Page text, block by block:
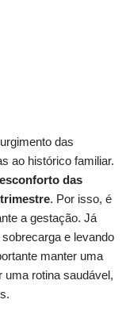
das
ao histórico familiar.
das
trimestre. Por isso, é
a gestação. Já
e levando
manter uma
uma rotina saudável,